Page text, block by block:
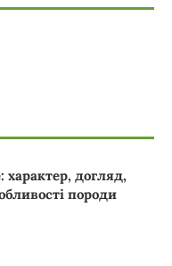
характер, догляд,
породи